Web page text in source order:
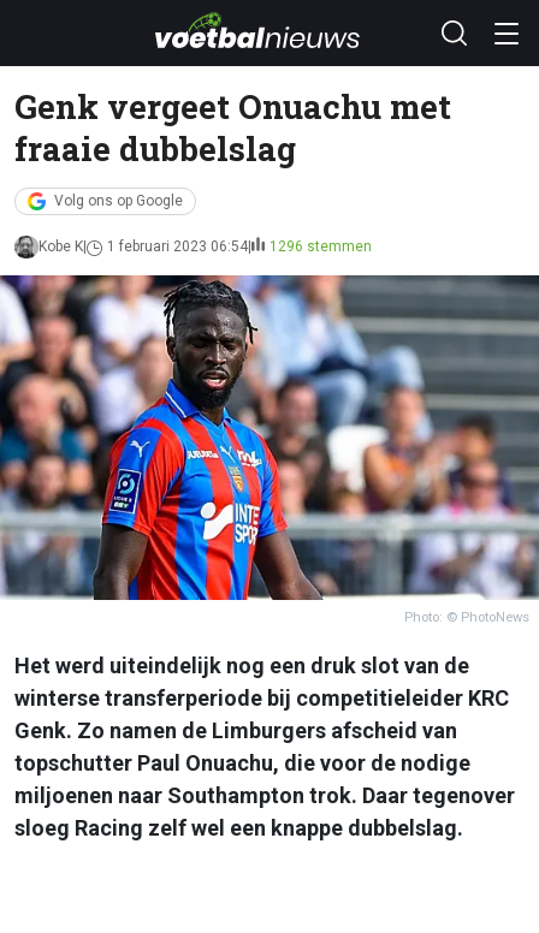
Genk vergeet Onuachu met
fraaie dubbelslag
Volg ons op Google
Kobe K 1 februari 2023 06:54 1296 stemmen
Photo: © PhotoNews
Het werd uiteindelijk nog een druk slot van de
winterse transferperiode bij competitieleider KRC
Genk. Zo namen de Limburgers afscheid van
topschutter Paul Onuachu, die voor de nodige
miljoenen naar Southampton trok. Daar tegenover
sloeg Racing zelf wel een knappe dubbelslag.